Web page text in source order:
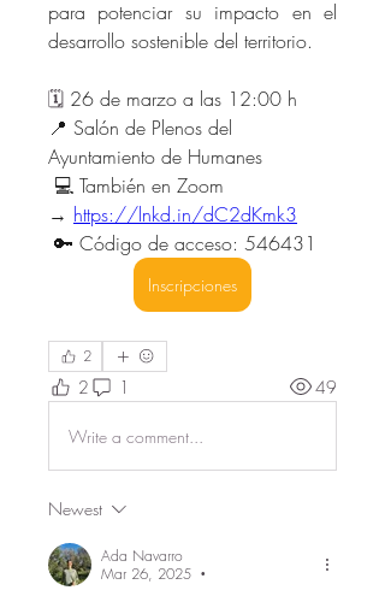
para potenciar su impacto en el
desarrollo sostenible del territorio.
🗓️ 26 de marzo a las 12:00 h
📍 Salón de Plenos del
Ayuntamiento de Humanes
💻 También en Zoom
→ https://lnkd.in/dC2dKmk3
🔑 Código de acceso: 546431
Inscripciones
2
2 1 49
Write a comment...
Newest
Ada Navarro
Mar 26, 2025
•